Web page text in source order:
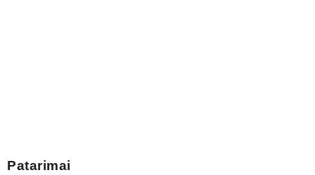
Patarimai